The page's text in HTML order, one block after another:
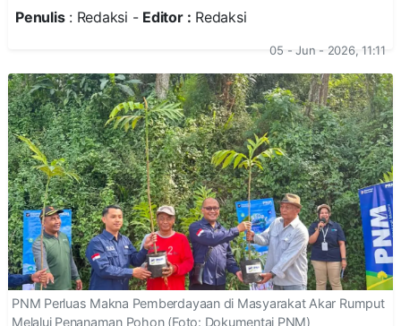
Penulis: Redaksi - Editor : Redaksi
05 - Jun - 2026, 11:11
PNM Perluas Makna Pemberdayaan di Masyarakat Akar Rumput
Melalui Penanaman Pohon (Foto: Dokumentai PNM)